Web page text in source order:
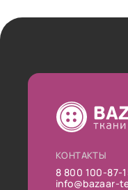
КОНТАКТЫ
8 800 100-87-
info@bazaar-